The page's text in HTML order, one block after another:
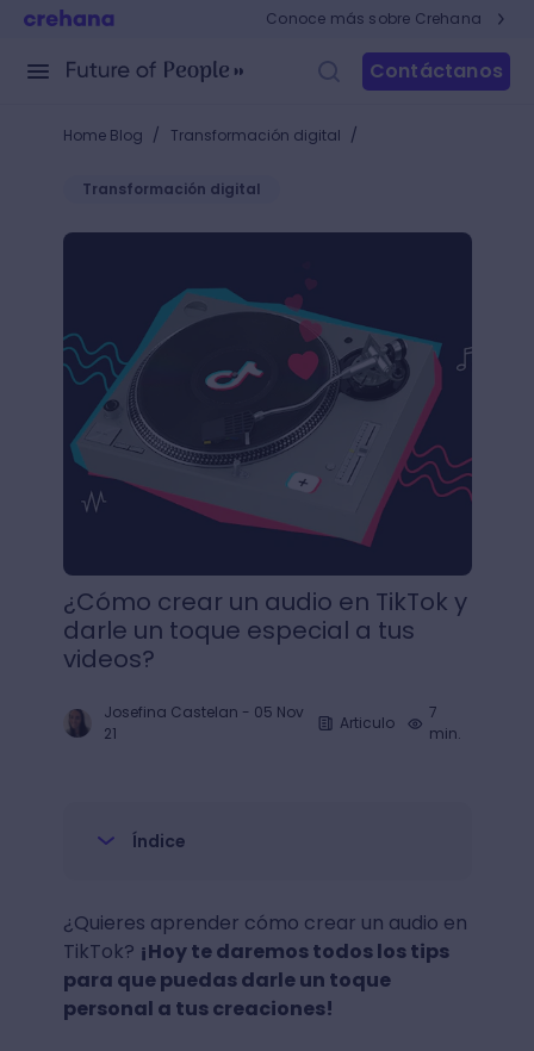
Conoce más sobre Crehana
Contáctanos
Home Blog / Transformación digital /
Transformación digital
¿Cómo crear un audio en TikTok y darle un toque
¿Cómo crear un audio en TikTok y
darle un toque especial a tus
videos?
Josefina Castelan - 05 Nov
21
Articulo
7
min.
Índice
¿Quieres aprender cómo crear un audio en
TikTok? ¡Hoy te daremos todos los tips
para que puedas darle un toque
personal a tus creaciones!